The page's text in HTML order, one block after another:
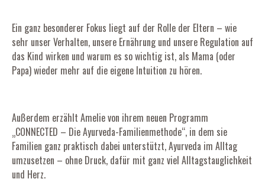
Ein ganz besonderer Fokus liegt auf der Rolle der Eltern – wie
sehr unser Verhalten, unsere Ernährung und unsere Regulation auf
das Kind wirken und warum es so wichtig ist, als Mama (oder
Papa) wieder mehr auf die eigene Intuition zu hören.
Außerdem erzählt Amelie von ihrem neuen Programm
„CONNECTED – Die Ayurveda-Familienmethode“, in dem sie
Familien ganz praktisch dabei unterstützt, Ayurveda im Alltag
umzusetzen – ohne Druck, dafür mit ganz viel Alltagstauglichkeit
und Herz.